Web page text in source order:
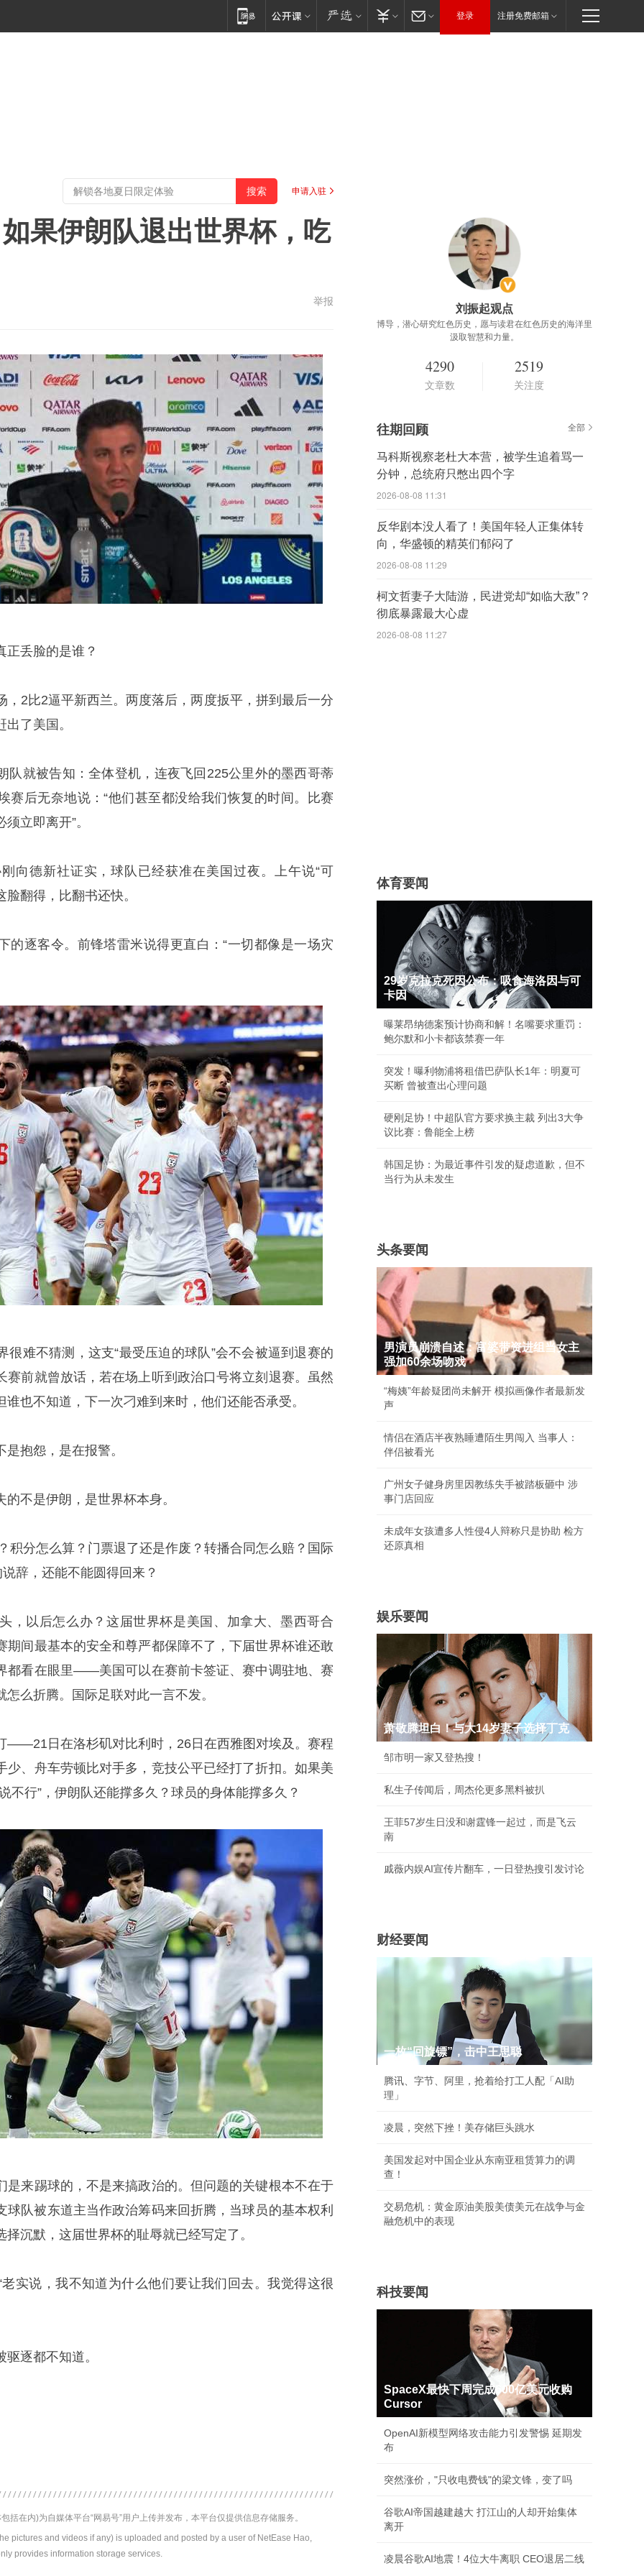
登录 注册免费邮箱
申请入驻
果伊朗队退出世界杯，吃
举报
正丢脸的是谁？
，2比2逼平新西兰。两度落后，两度扳平，拼到最后一分
了美国。
队就被告知：全体登机，连夜飞回225公里外的墨西哥蒂
赛后无奈地说：“他们甚至都没给我们恢复的时间。比赛
立即离开”。
向德新社证实，球队已经获准在美国过夜。上午说“可
脸翻得，比翻书还快。
的逐客令。前锋塔雷米说得更直白：“一切都像是一场灾
很难不猜测，这支“最受压迫的球队”会不会被逼到退赛的
赛前就曾放话，若在场上听到政治口号将立刻退赛。虽然
也不知道，下一次刁难到来时，他们还能否承受。
抱怨，是在报警。
不是伊朗，是世界杯本身。
积分怎么算？门票退了还是作废？转播合同怎么赔？国际
辞，还能不能圆得回来？
，以后怎么办？这届世界杯是美国、加拿大、墨西哥合
期间最基本的安全和尊严都保障不了，下届世界杯谁还敢
都看在眼里——美国可以在赛前卡签证、赛中调驻地、赛
么折腾。国际足联对此一言不发。
——21日在洛杉矶对比利时，26日在西雅图对埃及。赛程
少、舟车劳顿比对手多，竞技公平已经打了折扣。如果美
不行”，伊朗队还能撑多久？球员的身体能撑多久？
是来踢球的，不是来搞政治的。但问题的关键根本不在于
队被东道主当作政治筹码来回折腾，当球员的基本权利
沉默，这届世界杯的耻辱就已经写定了。
实说，我不知道为什么他们要让我们回去。我觉得这很
逐都不知道。
括在内)为自媒体平台“网易号”用户上传并发布，本平台仅提供信息存储服务。
pictures and videos if any) is uploaded and posted by a user of NetEase Hao,
provides information storage services.
刘振起观点
博导，潜心研究红色历史，愿与读君在红色历史的海洋里
汲取智慧和力量。
4290
文章数
2519
关注度
往期回顾 全部
马科斯视察老杜大本营，被学生追着骂一
分钟，总统府只憋出四个字
2026-08-08 11:31
反华剧本没人看了！美国年轻人正集体转
向，华盛顿的精英们郁闷了
2026-08-08 11:29
柯文哲妻子大陆游，民进党却“如临大敌”？
彻底暴露最大心虚
2026-08-08 11:27
体育要闻
29岁克拉克死因公布：吸食海洛因与可
卡因
曝莱昂纳德案预计协商和解！名嘴要求重罚：
鲍尔默和小卡都该禁赛一年
突发！曝利物浦将租借巴萨队长1年：明夏可
买断 曾被查出心理问题
硬刚足协！中超队官方要求换主裁 列出3大争
议比赛：鲁能全上榜
韩国足协：为最近事件引发的疑虑道歉，但不
当行为从未发生
头条要闻
男演员崩溃自述：富婆带资进组当女主
强加60余场吻戏
“梅姨”年龄疑团尚未解开 模拟画像作者最新发
声
情侣在酒店半夜熟睡遭陌生男闯入 当事人：
伴侣被看光
广州女子健身房里因教练失手被踏板砸中 涉
事门店回应
未成年女孩遭多人性侵4人辩称只是协助 检方
还原真相
娱乐要闻
萧敬腾坦白！与大14岁妻子选择丁克
邹市明一家又登热搜！
私生子传闻后，周杰伦更多黑料被扒
王菲57岁生日没和谢霆锋一起过，而是飞云
南
戚薇内娱AI宣传片翻车，一日登热搜引发讨论
财经要闻
一枚“回旋镖”，击中王思聪
腾讯、字节、阿里，抢着给打工人配「AI助
理」
凌晨，突然下挫！美存储巨头跳水
美国发起对中国企业从东南亚租赁算力的调
查！
交易危机：黄金原油美股美债美元在战争与金
融危机中的表现
科技要闻
SpaceX最快下周完成600亿美元收购
Cursor
OpenAI新模型网络攻击能力引发警惕 延期发
布
突然涨价，"只收电费钱"的梁文锋，变了吗
谷歌AI帝国越建越大 打江山的人却开始集体
离开
凌晨谷歌AI地震！4位大牛离职 CEO退居二线